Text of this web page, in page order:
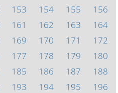
153 154 155
156
161 162 163
164
169 170 171
172
177 178 179
180
185 186 187
188
193 194 195
196